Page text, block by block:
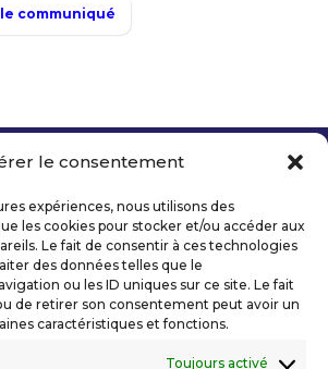
le consentement
expériences, nous utilisons des
les cookies pour stocker et/ou accéder aux
Le fait de consentir à ces technologies
des données telles que le
ou les ID uniques sur ce site. Le fait
de retirer son consentement peut avoir un
caractéristiques et fonctions.
Toujours activé
communiqué
numérique